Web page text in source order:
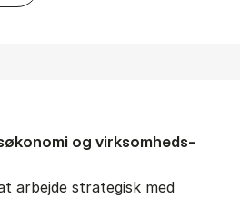
og virksomheds­
arbejde strategisk med